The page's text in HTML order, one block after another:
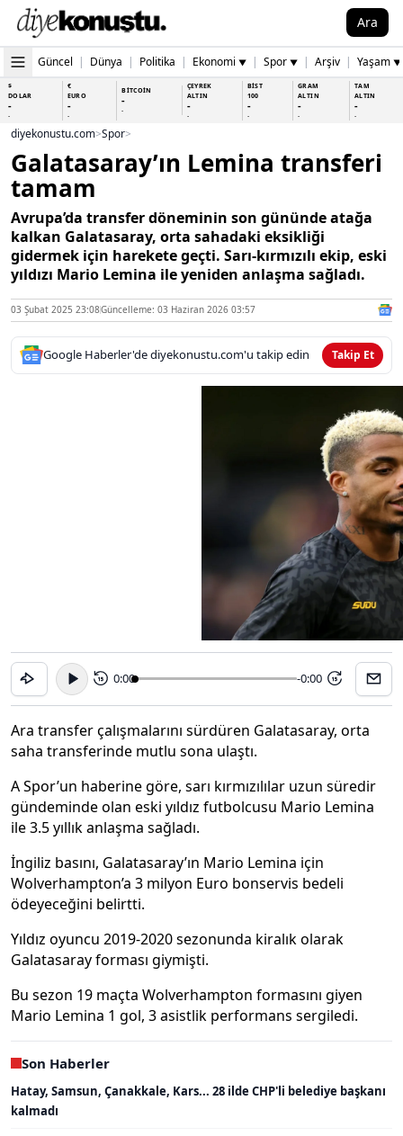
Ara
Güncel | Dünya | Politika | Ekonomi ▼ | Spor ▼ | Arşiv | Yaşam ▼
$
DOLAR
-
-
€
EURO
-
-
BİTCOİN
-
-
ÇEYREK
ALTIN
-
-
BİST
100
-
-
GRAM
ALTIN
-
-
TAM
ALTIN
-
-
diyekonustu.com>Spor>
Galatasaray’ın Lemina transferi
tamam
Avrupa’da transfer döneminin son gününde atağa
kalkan Galatasaray, orta sahadaki eksikliği
gidermek için harekete geçti. Sarı-kırmızılı ekip, eski
yıldızı Mario Lemina ile yeniden anlaşma sağladı.
03 Şubat 2025 23:08Güncelleme: 03 Haziran 2026 03:57
Google Haberler'de diyekonustu.com'u takip edin Takip Et
15 0:00 -0:00 15
Ara transfer çalışmalarını sürdüren Galatasaray, orta
saha transferinde mutlu sona ulaştı.
A Spor’un haberine göre, sarı kırmızılılar uzun süredir
gündeminde olan eski yıldız futbolcusu Mario Lemina
ile 3.5 yıllık anlaşma sağladı.
İngiliz basını, Galatasaray’ın Mario Lemina için
Wolverhampton’a 3 milyon Euro bonservis bedeli
ödeyeceğini belirtti.
Yıldız oyuncu 2019-2020 sezonunda kiralık olarak
Galatasaray forması giymişti.
Bu sezon 19 maçta Wolverhampton formasını giyen
Mario Lemina 1 gol, 3 asistlik performans sergiledi.
Son Haberler
Hatay, Samsun, Çanakkale, Kars... 28 ilde CHP'li belediye başkanı
kalmadı